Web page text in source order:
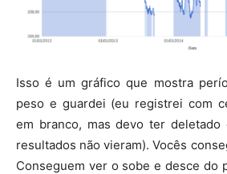
Isso é um gráfico que mostra
peso e guardei (eu registrei com
em branco, mas devo ter deletado
resultados não vieram). Vocês
Conseguem ver o sobe e desce do